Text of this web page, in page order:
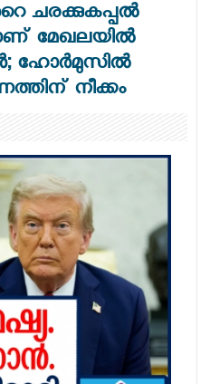
ചരക്കുകപ്പൽ
മേഖലയിൽ
ഹോർമുസിൽ
നീക്കം